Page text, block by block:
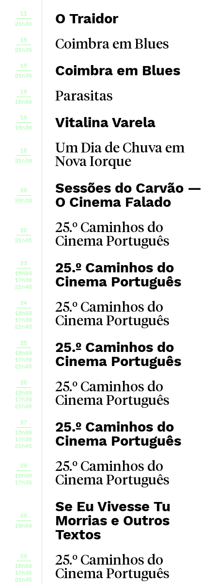
11
21h30
O Traidor
15
21h30
Coimbra em Blues
16
21h30
Coimbra em Blues
18
15h00
Parasitas
18
18h30
Vitalina Varela
18
21h30
Um Dia de Chuva em
Nova Iorque
20
20h30
Sessões do Carvão —
O Cinema Falado
22
21h45
25.º Caminhos do
Cinema Português
23
15h00
17h30
21h45
25.º Caminhos do
Cinema Português
24
15h00
17h30
21h45
25.º Caminhos do
Cinema Português
25
15h00
17h30
21h45
25.º Caminhos do
Cinema Português
26
15h00
17h30
21h45
25.º Caminhos do
Cinema Português
27
15h00
17h30
21h45
25.º Caminhos do
Cinema Português
28
15h00
17h30
25.º Caminhos do
Cinema Português
28
19h00
Se Eu Vivesse Tu
Morrias e Outros
Textos
29
15h00
17h30
21h45
25.º Caminhos do
Cinema Português